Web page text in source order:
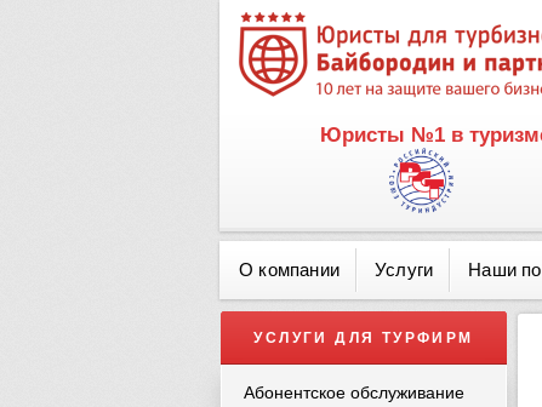
Юристы №1 в
О компании Услуги Наши
УСЛУГИ ДЛЯ ТУРФИРМ
Абонентское обслуживание